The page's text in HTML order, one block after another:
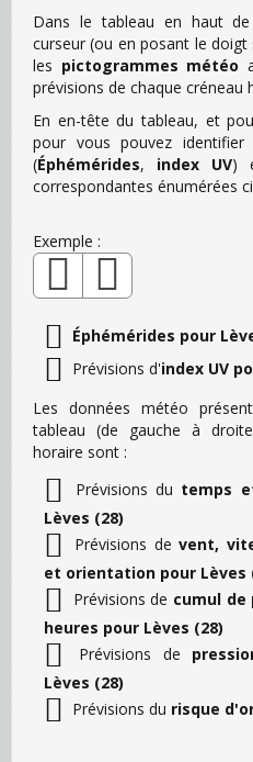
Dans le tableau en haut
curseur (ou en posant le
les pictogrammes météo
prévisions de chaque créneau
En en-tête du tableau, et
pour vous pouvez identifier
(Éphémérides, index UV)
correspondantes énumérées
Exemple :
Éphémérides pour
Prévisions d'index UV
Les données météo
tableau (de gauche à
horaire sont :
Prévisions du temps
Lèves (28)
Prévisions devent,
et orientation pour Lèves
Prévisions de cumul de
heures pour Lèves (28)
Prévisions de
Lèves (28)
Prévisions du risque